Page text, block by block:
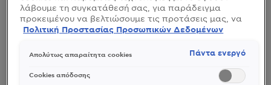
απόλαυσε μαλλιά λεία, εύκολα στο χτένισμα
και γεμάτα λάμψη!
Filters
λάβουμε τη συγκατάθεσή σας, για παράδειγμα
προκειμένου να βελτιώσουμε τις προτάσεις μας, να
αναλύσουμε τη χρήση, να προσαρμόσουμε το
αναγνωρίσουμε τον browser/ τη συσκευή σας για τη
δημιουργία προφίλ με τα ενδιαφέροντά σας και να
σας δείχνουμε σχετικό διαφημιστικό περιεχόμενο σε
Πολιτική Προστασίας Προσωπικών Δεδομένων
Απολύτως απαραίτητα cookies Πάντα ενεργό
Cookies απόδοσης